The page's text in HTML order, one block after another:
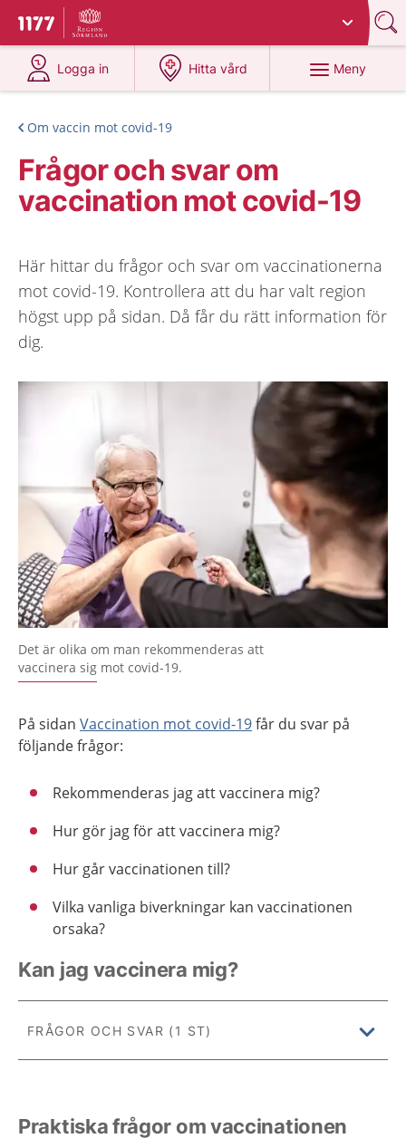
Till startsidan för 1177
Du har valt region
Logga in
på 1177.se
Hitta vård
på 1177.se
Meny
Om vaccin mot covid-19
Frågor och svar om
vaccination mot covid-19
Här hittar du frågor och svar om vaccinationerna
mot covid-19. Kontrollera att du har valt region
högst upp på sidan. Då får du rätt information för
dig.
Det är olika om man rekommenderas att
vaccinera sig mot covid-19.
På sidan Vaccination mot covid-19får du svar på
följande frågor:
Rekommenderas jag att vaccinera mig?
Hur gör jag för att vaccinera mig?
Hur går vaccinationen till?
Vilka vanliga biverkningar kan vaccinationen
orsaka?
Kan jag vaccinera mig?
FRÅGOR OCH SVAR (1 ST)
Praktiska frågor om vaccinationen